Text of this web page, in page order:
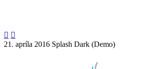
 
21. apríla 2016 Splash Dark (Demo)